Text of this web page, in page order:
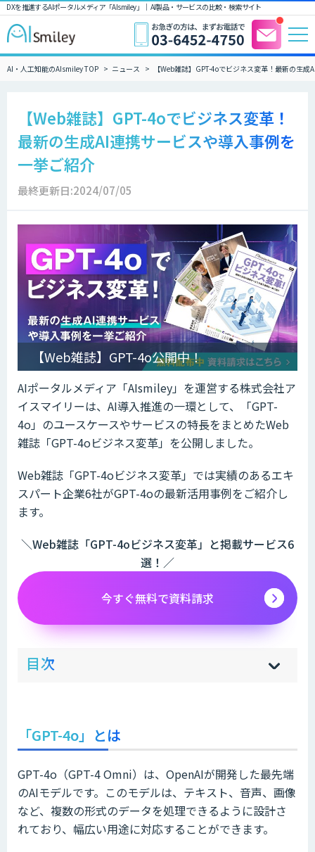
DXを推進するAIポータルメディア「AIsmiley」｜ AI製品・サービスの比較・検索サイト
AI・人工知能のAIsmiley TOP ニュース 【Web雑誌】GPT-4oでビジネス変革！最新の生
【Web雑誌】GPT-4oでビジネス変革！
最新の生成AI連携サービスや導入事例を
一挙ご紹介
最終更新日:2024/07/05
【Web雑誌】GPT-4o公開中！
AIポータルメディア「AIsmiley」を運営する株式会社ア
イスマイリーは、AI導入推進の一環として、「GPT-
4o」のユースケースやサービスの特長をまとめたWeb
雑誌「GPT-4oビジネス変革」を公開しました。
Web雑誌「GPT-4oビジネス変革」では実績のあるエキ
スパート企業6社がGPT-4oの最新活用事例をご紹介し
ます。
＼Web雑誌「GPT-4oビジネス変革」と掲載サービス6
選！／
今すぐ無料で資料請求
目次 hi
]
sh
]
「GPT-4o」とは
GPT-4o（GPT-4 Omni）は、OpenAIが開発した最先端
のAIモデルです。このモデルは、テキスト、音声、画像
など、複数の形式のデータを処理できるように設計さ
れており、幅広い用途に対応することができます。